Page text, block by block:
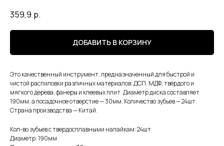
359,9 р.
ДОБАВИТЬ В КОРЗИНУ
Это качественный инструмент, предназначенный для быстрой и
чистой распиловки различных материалов: ДСП, МДФ, твёрдого и
мягкого дерева, фанеры и клеевых плит. Диаметр диска составляет
190мм, а посадочное отверстие — 30мм. Количество зубьев — 24шт.
Страна производства — Китай.
Кол-во зубьев с твердосплавными напайкам: 24шт
Диаметр: 190мм